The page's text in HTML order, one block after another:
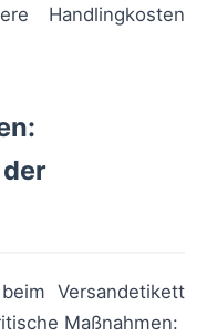
Handlingkosten
Versandetikett
Maßnahmen: